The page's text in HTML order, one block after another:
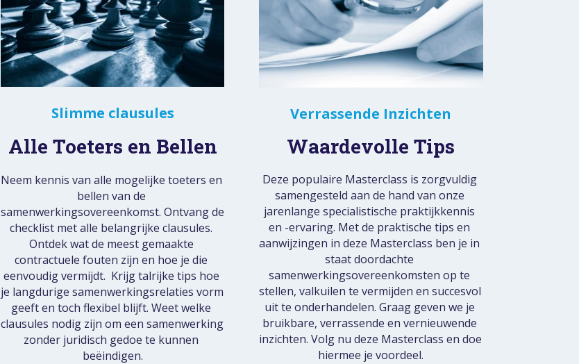
Slimme clausules
Alle Toeters en Bellen
Neem kennis van alle mogelijke toeters en
bellen van de
samenwerkingsovereenkomst. Ontvang de
checklist met alle belangrijke clausules.
Ontdek wat de meest gemaakte
contractuele fouten zijn en hoe je die
eenvoudig vermijdt.  Krijg talrijke tips hoe
je langdurige samenwerkingsrelaties vorm
geeft en toch flexibel blijft. Weet welke
clausules nodig zijn om een samenwerking
zonder juridisch gedoe te kunnen
beëindigen.
Verrassende Inzichten
Waardevolle Tips
Deze populaire Masterclass is zorgvuldig
samengesteld aan de hand van onze
jarenlange specialistische praktijkkennis
en -ervaring. Met de praktische tips en
aanwijzingen in deze Masterclass ben je in
staat doordachte
samenwerkingsovereenkomsten op te
stellen, valkuilen te vermijden en succesvol
uit te onderhandelen. Graag geven we je
bruikbare, verrassende en vernieuwende
inzichten. Volg nu deze Masterclass en doe
hiermee je voordeel.